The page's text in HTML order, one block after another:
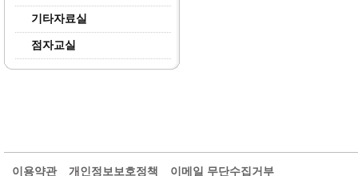
기타자료실
점자교실
이용약관 개인정보보호정책
이메일 무단수집거부